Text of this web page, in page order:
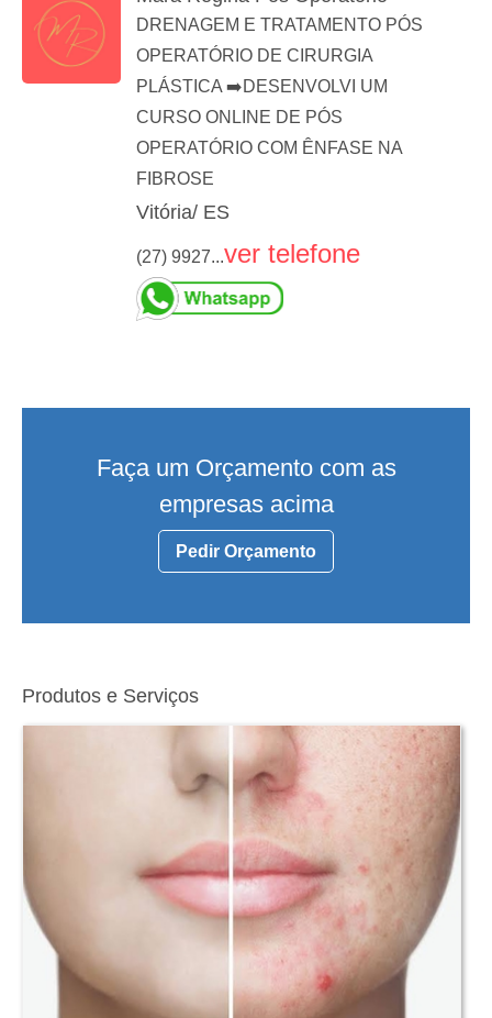
DRENAGEM E TRATAMENTO PÓS
OPERATÓRIO DE CIRURGIA
PLÁSTICA ➡️DESENVOLVI UM
CURSO ONLINE DE PÓS
OPERATÓRIO COM ÊNFASE NA
FIBROSE
Vitória/ ES
(27) 9927...ver telefone
Faça um Orçamento com as
empresas acima
Pedir Orçamento
Produtos e Serviços